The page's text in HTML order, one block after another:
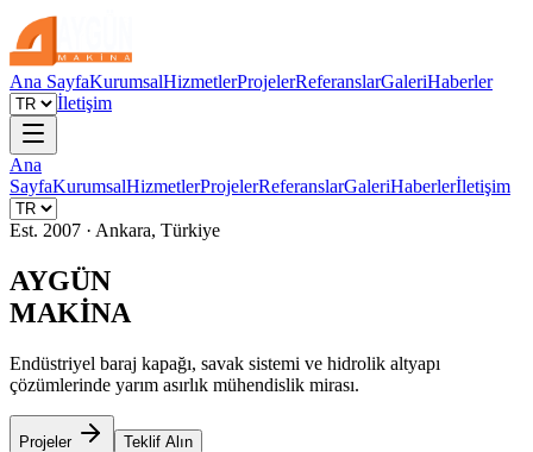
Ana SayfaKurumsalHizmetlerProjelerReferanslarGaleriHaberler
İletişim
Ana
SayfaKurumsalHizmetlerProjelerReferanslarGaleriHaberlerİletişim
Est. 2007 · Ankara, Türkiye
AYGÜN
MAKİNA
Endüstriyel baraj kapağı, savak sistemi ve hidrolik altyapı
çözümlerinde yarım asırlık mühendislik mirası.
Projeler Teklif Alın